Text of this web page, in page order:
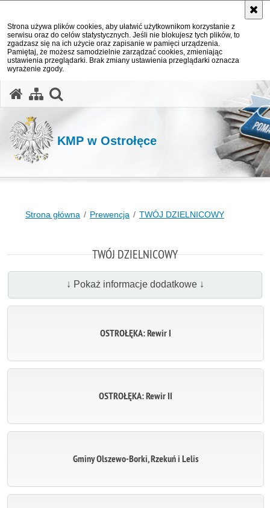
Strona używa plików cookies, aby ułatwić użytkownikom korzystanie z
serwisu oraz do celów statystycznych. Jeśli nie blokujesz tych plików, to
zgadzasz się na ich użycie oraz zapisanie w pamięci urządzenia.
Pamiętaj, że możesz samodzielnie zarządzać cookies, zmieniając
ustawienia przeglądarki. Brak zmiany ustawienia przeglądarki oznacza
wyrażenie zgody.
KMP w Ostrołęce
Strona główna Prewencja TWÓJ DZIELNICOWY
TWÓJ DZIELNICOWY
↓ Pokaż informacje dodatkowe ↓
OSTROŁĘKA: Rewir I
OSTROŁĘKA: Rewir II
Gminy Olszewo-Borki, Rzekuń i Lelis